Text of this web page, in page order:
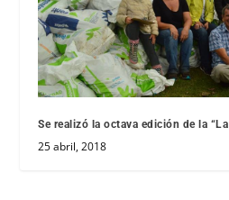
Se realizó la octava edición de la
25 abril, 2018